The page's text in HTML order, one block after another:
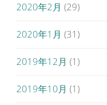
2020年2月 (29)
2020年1月 (31)
2019年12月 (1)
2019年10月 (1)